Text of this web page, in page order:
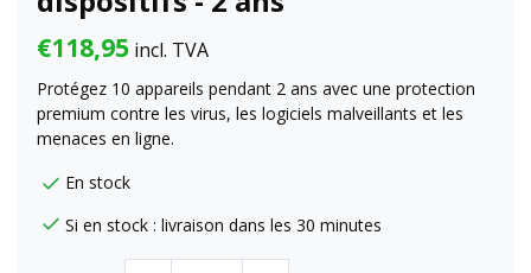
€118,95 incl. TVA
Protégez 10 appareils pendant 2 ans avec une protection
premium contre les virus, les logiciels malveillants et les
menaces en ligne.
En stock
Si en stock : livraison dans les 30 minutes